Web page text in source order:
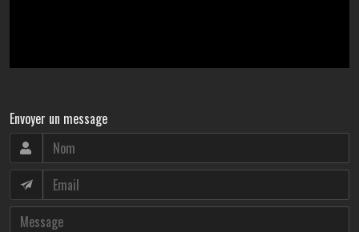
Envoyer un message